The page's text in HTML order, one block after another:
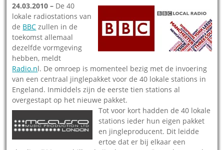
24.03.2010 – De 40
lokale radiostations van
de BBC zullen in de
toekomst allemaal
dezelfde vormgeving
hebben, meldt
Radio.nl. De omroep is momenteel bezig met de invoering
van een centraal jinglepakket voor de 40 lokale stations in
Engeland. Inmiddels zijn de eerste tien stations al
overgestapt op het nieuwe pakket.
Tot voor kort hadden de 40 lokale
stations ieder hun eigen pakket
en jingleproducent. Dit leidde
ertoe dat er bij elkaar een